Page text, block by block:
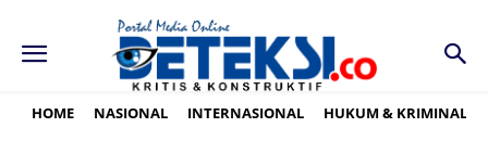
HOME NASIONAL INTERNASIONAL HUKUM & KRIMINAL